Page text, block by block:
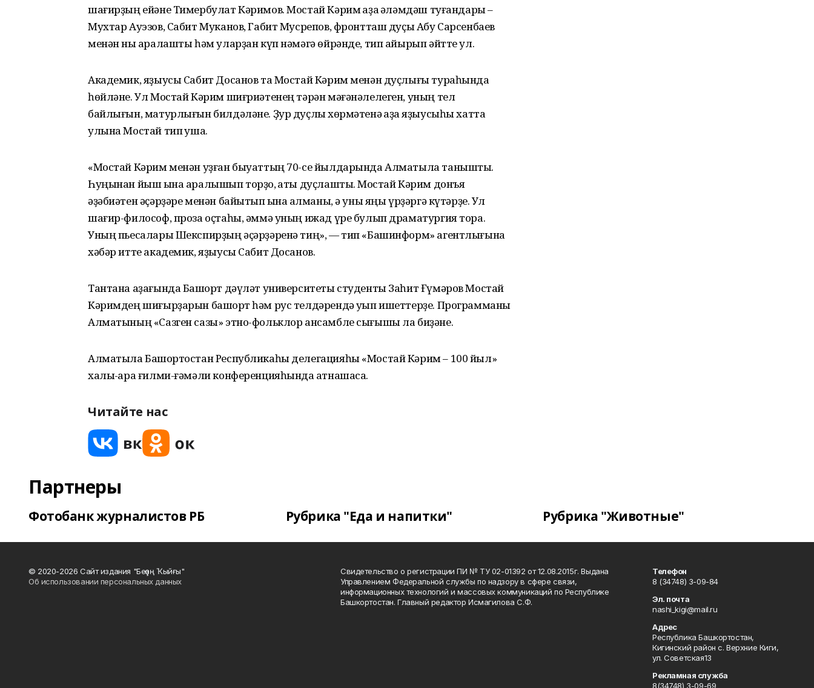
шағирҙың ейәне Тимербулат Кәримов. Мостай Кәрим ҡаҙаҡ ҡәләмдәш туғандары –
Мухтар Ауэзов, Сабит Муканов, Габит Мусрепов, фронтташ дуҫы Абу Сарсенбаев
менән ныҡ аралашты һәм уларҙан күп нәмәгә өйрәнде, тип айырып әйтте ул.
Академик, яҙыусы Сабит Досанов та Мостай Кәрим менән дуҫлығы тураһында
һөйләне. Ул Мостай Кәрим шиғриәтенең тәрән мәғәнәлелеген, уның тел
байлығын, матурлығын билдәләне. Ҙур дуҫлыҡ хөрмәтенә ҡаҙаҡ яҙыусыһы хатта
улына Мостай тип ҡуша.
«Мостай Кәрим менән уҙған быуаттың 70-се йылдарында Алматыла таныштыҡ.
Һуңынан йыш ҡына аралышып торҙоҡ, ҡаты дуҫлаштыҡ. Мостай Кәрим донъя
әҙәбиәтен әҫәрҙәре менән байытып ҡына ҡалманы, ә уны яңы үрҙәргә күтәрҙе. Ул
шағир-философ, проза оҫтаһы, әммә уның ижад үре булып драматургия тора.
Уның пьесалары Шекспирҙың әҫәрҙәренә тиң», — тип «Башинформ» агентлығына
хәбәр итте академик, яҙыусы Сабит Досанов.
Тантана аҙағында Башҡорт дәүләт университеты студенты Заһит Ғүмәров Мостай
Кәримдең шиғырҙарын башҡорт һәм рус телдәрендә уҡып ишеттерҙе. Программаны
Алматының «Сазген сазы» этно-фольклор ансамбле сығышы ла биҙәне.
Алматыла Башҡортостан Республикаһы делегацияһы «Мостай Кәрим – 100 йыл»
халыҡ-ара ғилми-ғәмәли конференцияһында ҡатнашасаҡ.
Читайте нас
Партнеры
Фотобанк журналистов РБ Рубрика "Еда и напитки" Рубрика "Животные"
© 2020-2026 Сайт издания "Беҙҙең Ҡыйғы"
Об использовании персональных данных
Свидетельство о регистрации ПИ № ТУ 02-01392 от 12.08.2015г. Выдана
Управлением Федеральной службы по надзору в сфере связи,
информационных технологий и массовых коммуникаций по Республике
Башкортостан. Главный редактор Исмагилова С.Ф.
Телефон
8 (34748) 3-09-84
Эл. почта
nashi_kigi@mail.ru
Адрес
Республика Башкортостан,
Кигинский район с. Верхние Киги,
ул. Советская13
Рекламная служба
8(34748) 3-09-69